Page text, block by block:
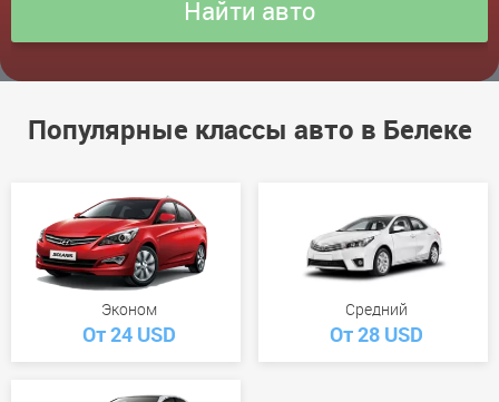
Популярные классы авто в Белеке
Эконом
От 24 USD
Средний
От 28 USD